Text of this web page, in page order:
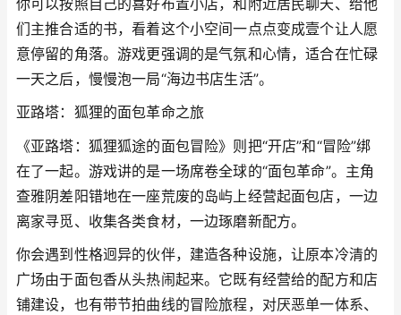
们主推合适的书，看着这个小空间一点点变成壹个让人愿
意停留的角落。游戏更强调的是气氛和心情，适合在忙碌
一天之后，慢慢泡一局“海边书店生活”。
亚路塔：狐狸的面包革命之旅
《亚路塔：狐狸狐途的面包冒险》则把“开店”和“冒险”绑
在了一起。游戏讲的是一场席卷全球的“面包革命”。主角
查雅阴差阳错地在一座荒废的岛屿上经营起面包店，一边
离家寻觅、收集各类食材，一边琢磨新配方。
你会遇到性格迥异的伙伴，建造各种设施，让原本冷清的
广场由于面包香从头热闹起来。它既有经营给的配方和店
铺建设，也有带节拍曲线的冒险旅程，对厌恶单一体系、